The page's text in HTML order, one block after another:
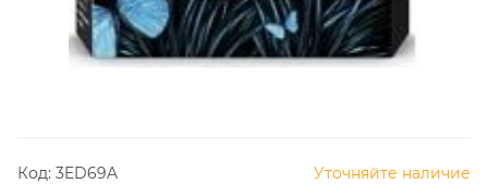
Код: 3ED69A Уточняйте наличие